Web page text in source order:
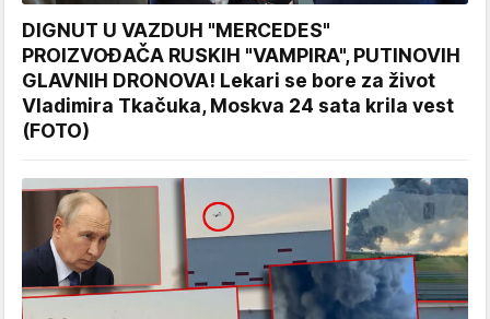
DIGNUT U VAZDUH "MERCEDES"
PROIZVOĐAČA RUSKIH "VAMPIRA", PUTINOVIH
GLAVNIH DRONOVA! Lekari se bore za život
Vladimira Tkačuka, Moskva 24 sata krila vest
(FOTO)